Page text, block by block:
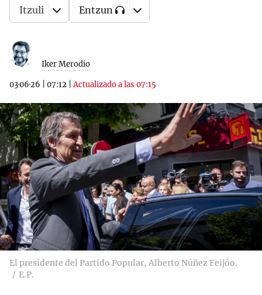
Iker Merodio
03·06·26 07:12 |Actualizado a las 07:15
Itzuli Entzun
El presidente del Partido Popular, Alberto Núñez Feijóo.
E.P.